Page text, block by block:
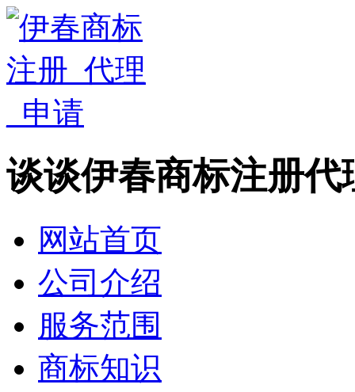
谈谈伊春商标注册代
网站首页
公司介绍
服务范围
商标知识